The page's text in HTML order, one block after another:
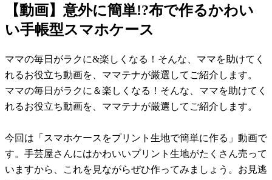
【動画】意外に簡単!?布で作るかわい
い手帳型スマホケース
ママの毎日がラクに&楽しくなる！そんな、ママを助けてく
れるお役立ち動画を、ママテナが厳選してご紹介します。
ママの毎日がラクに＆楽しくなる！そんな、ママを助けてく
れるお役立ち動画を、ママテナが厳選してご紹介します。
今回は「スマホケースをプリント生地で簡単に作る」動画で
す。手芸屋さんにはかわいいプリント生地がたくさん売って
いますから、これを見ながらぜひ作ってみましょう。お見逃